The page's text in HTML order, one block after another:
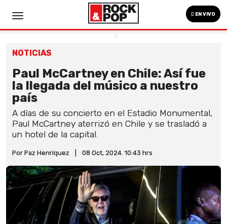
EN VIVO
NOTICIAS
Paul McCartney en Chile: Así fue
la llegada del músico a nuestro
país
A días de su concierto en el Estadio Monumental,
Paul McCartney aterrizó en Chile y se trasladó a
un hotel de la capital.
Por Paz Henríquez 08 Oct, 2024. 10:43 hrs